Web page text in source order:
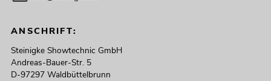
ANSCHRIFT:
Steinigke Showtechnic GmbH
Andreas-Bauer-Str. 5
D-97297 Waldbüttelbrunn